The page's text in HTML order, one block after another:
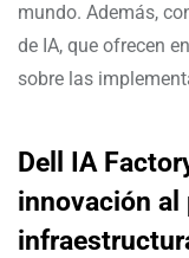
mundo. Además,
de IA, que ofrecen
sobre las
Dell IA
innovación